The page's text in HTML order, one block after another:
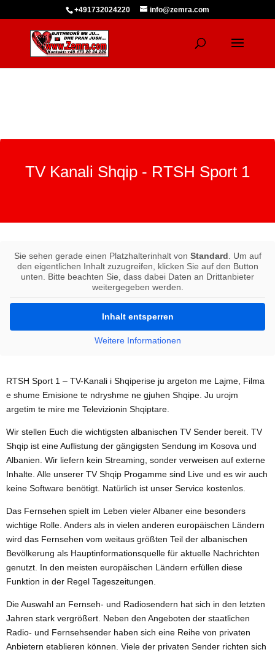
+491732024220 info@zemra.com
TV Kanali Shqip - RTSH Sport 1
Sie sehen gerade einen Platzhalterinhalt von Standard . Um auf
den eigentlichen Inhalt zuzugreifen, klicken Sie auf den Button
unten. Bitte beachten Sie, dass dabei Daten an Drittanbieter
weitergegeben werden.
Inhalt entsperren
Weitere Informationen
RTSH Sport 1 – TV-Kanali i Shqiperise ju argeton me Lajme, Filma
e shume Emisione te ndryshme ne gjuhen Shqipe. Ju urojm
argetim te mire me Televizionin Shqiptare.
Wir stellen Euch die wichtigsten albanischen TV Sender bereit. TV
Shqip ist eine Auflistung der gängigsten Sendung im Kosova und
Albanien. Wir liefern kein Streaming, sonder verweisen auf externe
Inhalte. Alle unserer TV Shqip Progamme sind Live und es wir auch
keine Software benötigt. Natürlich ist unser Service kostenlos.
Das Fernsehen spielt im Leben vieler Albaner eine besonders
wichtige Rolle. Anders als in vielen anderen europäischen Ländern
wird das Fernsehen vom weitaus größten Teil der albanischen
Bevölkerung als Hauptinformationsquelle für aktuelle Nachrichten
genutzt. In den meisten europäischen Ländern erfüllen diese
Funktion in der Regel Tageszeitungen.
Die Auswahl an Fernseh- und Radiosendern hat sich in den letzten
Jahren stark vergrößert. Neben den Angeboten der staatlichen
Radio- und Fernsehsender haben sich eine Reihe von privaten
Anbietern etablieren können. Viele der privaten Sender richten sich